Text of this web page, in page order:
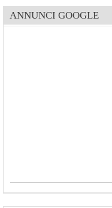
ANNUNCI GOOGLE